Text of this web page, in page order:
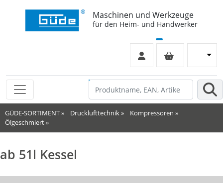
Maschinen und Werkzeuge
für den Heim- und Handwerker
GÜDE-SORTIMENT» Drucklufttechnik» Kompressoren »
Ölgeschmiert»
ab 51l Kessel